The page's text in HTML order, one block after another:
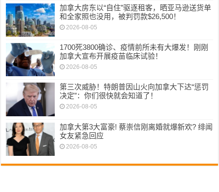
加拿大房东以“自住”驱逐租客，晒亚马逊送货单
和全家照也没用，被判罚款$26,500！
2026-08-05
1700死3800确诊、疫情前所未有大爆发！刚刚
加拿大宣布开展疫苗临床试验！
2026-08-05
第三次威胁！特朗普因山火向加拿大下达“惩罚
决定”：你们很快就会知道了！
2026-08-05
加拿大第3大富豪! 蔡崇信刚离婚就爆新欢? 绯闻
女友紧急回应
2026-08-05